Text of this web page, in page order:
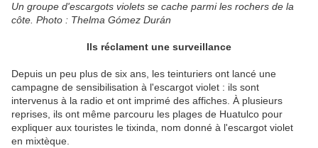
Un groupe d'escargots violets se cache parmi les rochers de la
côte. Photo : Thelma Gómez Durán
Ils réclament une surveillance
Depuis un peu plus de six ans, les teinturiers ont lancé une
campagne de sensibilisation à l'escargot violet : ils sont
intervenus à la radio et ont imprimé des affiches. À plusieurs
reprises, ils ont même parcouru les plages de Huatulco pour
expliquer aux touristes le tixinda, nom donné à l'escargot violet
en mixtèque.